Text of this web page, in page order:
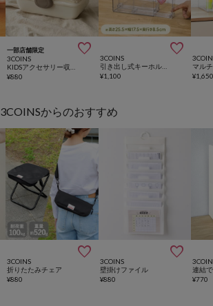
一部店舗限定 
3COINS
¥880

3COINS
引き出し式キーホルダーケース／コレクション収納
¥1,100 ¥
3COINSからのおすすめ

3COINS
折りたたみチェア
¥880

3COINS
壁掛けファイル
¥880 ¥770